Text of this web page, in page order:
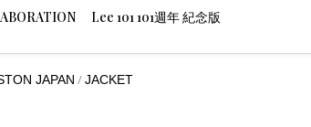
Lee 101 101週年 紀念版
JAPAN /JACKET